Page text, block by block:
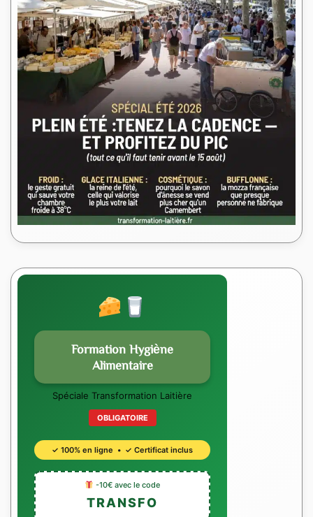
Formation Hygiène
Alimentaire
Spéciale Transformation Laitière
OBLIGATOIRE
✓ 100% en ligne • ✓ Certificat inclus
-10€ avec le code
TRANSFO